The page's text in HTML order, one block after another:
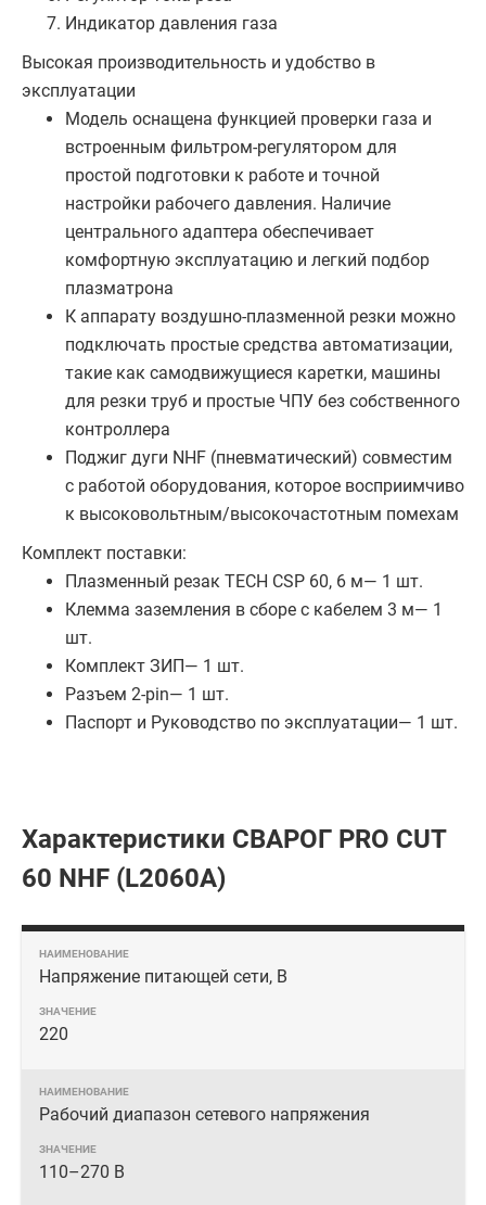
Индикатор давления газа
Высокая производительность и удобство в
эксплуатации
Модель оснащена функцией проверки газа и
встроенным фильтром-регулятором для
простой подготовки к работе и точной
настройки рабочего давления. Наличие
центрального адаптера обеспечивает
комфортную эксплуатацию и легкий подбор
плазматрона
К аппарату воздушно-плазменной резки можно
подключать простые средства автоматизации,
такие как самодвижущиеся каретки, машины
для резки труб и простые ЧПУ без собственного
контроллера
Поджиг дуги NHF (пневматический) совместим
с работой оборудования, которое восприимчиво
к высоковольтным/высокочастотным помехам
Комплект поставки:
Плазменный резак TECH CSP 60, 6 м— 1 шт.
Клемма заземления в сборе с кабелем 3 м— 1
шт.
Комплект ЗИП— 1 шт.
Разъем 2-pin— 1 шт.
Паспорт и Руководство по эксплуатации— 1 шт.
Характеристики СВАРОГ PRO CUT
60 NHF (L2060A)
Напряжение питающей сети, В
220
Рабочий диапазон сетевого напряжения
110–270 В